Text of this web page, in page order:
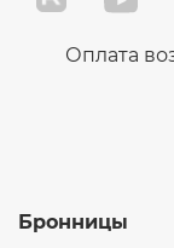
FAP2429
Оплата
Бронницы